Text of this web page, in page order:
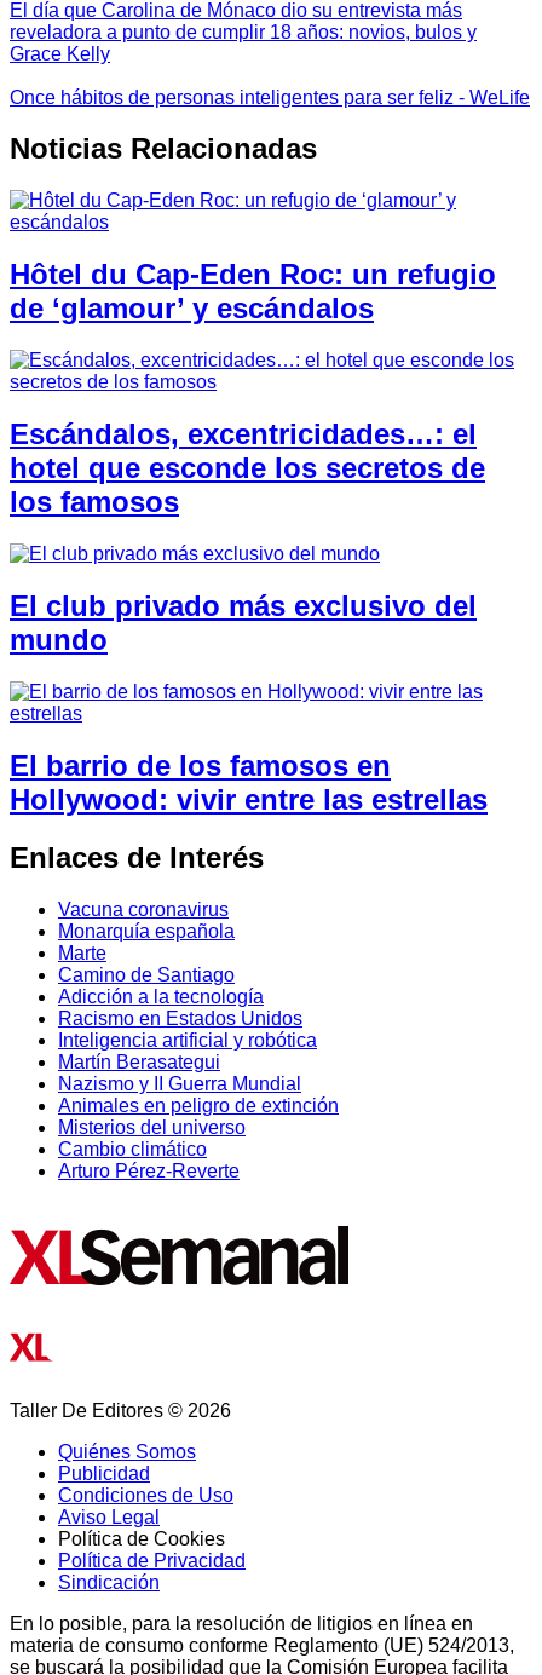
El día que Carolina de Mónaco dio su entrevista más
reveladora a punto de cumplir 18 años: novios, bulos y
Grace Kelly
Once hábitos de personas inteligentes para ser feliz - WeLife
Noticias Relacionadas
Hôtel du Cap-Eden Roc: un refugio
de ‘glamour’ y escándalos
Escándalos, excentricidades…: el
hotel que esconde los secretos de
los famosos
El club privado más exclusivo del
mundo
El barrio de los famosos en
Hollywood: vivir entre las estrellas
Enlaces de Interés
Vacuna coronavirus
Monarquía española
Marte
Camino de Santiago
Adicción a la tecnología
Racismo en Estados Unidos
Inteligencia artificial y robótica
Martín Berasategui
Nazismo y II Guerra Mundial
Animales en peligro de extinción
Misterios del universo
Cambio climático
Arturo Pérez-Reverte
Taller De Editores © 2026
Quiénes Somos
Publicidad
Condiciones de Uso
Aviso Legal
Política de Cookies
Política de Privacidad
Sindicación
En lo posible, para la resolución de litigios en línea en
materia de consumo conforme Reglamento (UE) 524/2013,
se buscará la posibilidad que la Comisión Europea facilita